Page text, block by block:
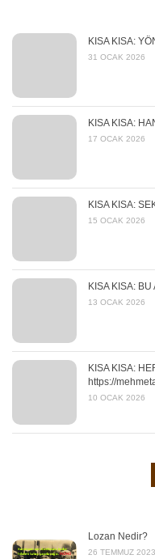
KISA KISA:
31 OCAK 2026
KISA KISA:
17 OCAK 2026
KISA KISA:
15 OCAK 2026
KISA KISA:
13 OCAK 2026
KISA KISA:
https://
10 OCAK 2026
Lozan Nedir?
26 TEMMUZ 2023